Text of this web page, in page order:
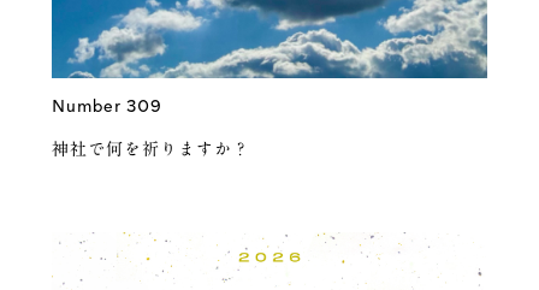
Number 309
神社で何を祈りますか？